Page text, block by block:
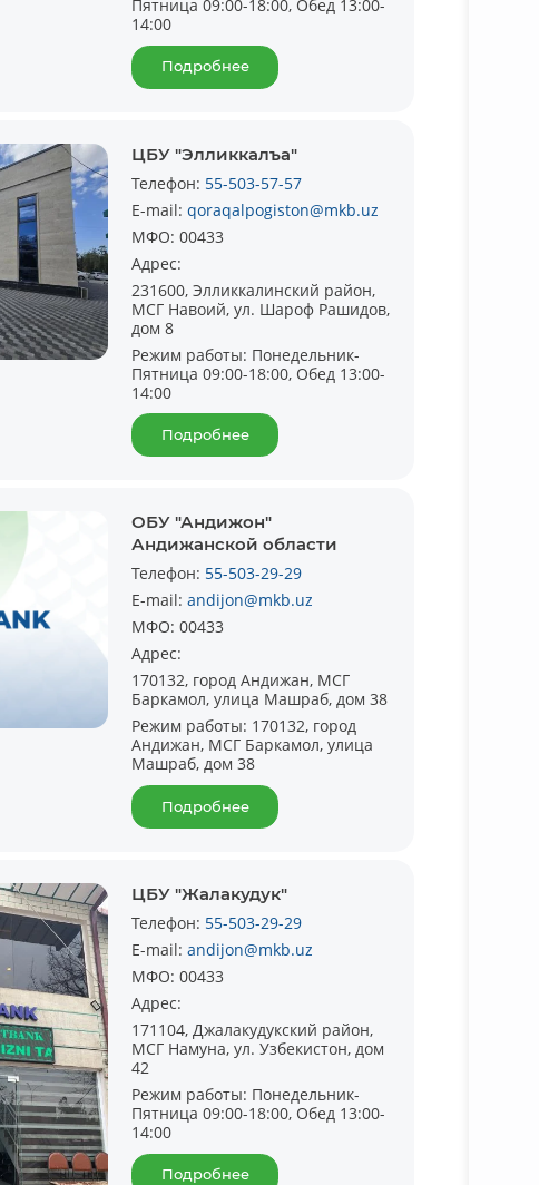
Пятница 09:00-18:00, Обед 13:00-
14:00
Подробнее
ЦБУ "Элликкалъа"
Телефон: 55-503-57-57
E-mail:qoraqalpogiston@mkb.uz
МФО:00433
Адрес:
231600, Элликкалинский район,
МСГ Навоий, ул. Шароф Рашидов,
дом 8
Режим работы: Понедельник-
Пятница 09:00-18:00, Обед 13:00-
14:00
Подробнее
ОБУ "Андижон"
Андижанской области
Телефон: 55-503-29-29
E-mail:andijon@mkb.uz
МФО:00433
Адрес:
170132, город Андижан, МСГ
Баркамол, улица Машраб, дом 38
Режим работы: 170132, город
Андижан, МСГ Баркамол, улица
Машраб, дом 38
Подробнее
ЦБУ "Жалакудук"
Телефон: 55-503-29-29
E-mail:andijon@mkb.uz
МФО:00433
Адрес:
171104, Джалакудукский район,
МСГ Намуна, ул. Узбекистон, дом
42
Режим работы: Понедельник-
Пятница 09:00-18:00, Обед 13:00-
14:00
Подробнее